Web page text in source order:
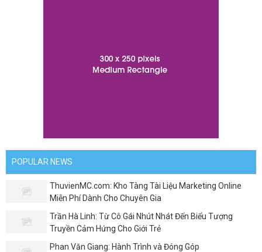
POPULAR NEWS
ThuvienMC.com: Kho Tàng Tài Liệu Marketing Online
Miễn Phí Dành Cho Chuyên Gia
Trần Hà Linh: Từ Cô Gái Nhút Nhát Đến Biểu Tượng
Truyền Cảm Hứng Cho Giới Trẻ
Phan Văn Giang: Hành Trình và Đóng Góp